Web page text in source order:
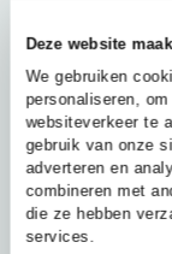
Deze website
We gebruiken
personaliseren,
websiteverkeer te
gebruik van onze
adverteren en
combineren met
die ze hebben
services.
DATUM:
30 JULI 2026
circulair
extra